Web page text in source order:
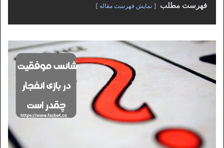
فهرست مطلب نمایش فهرست مقاله